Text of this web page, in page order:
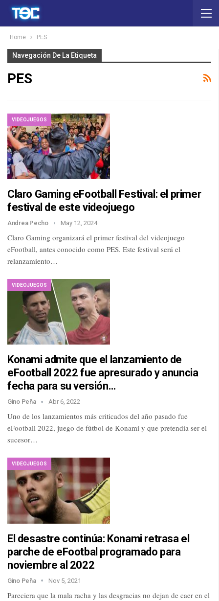
Home PES
Navegación De La Etiqueta
PES
VIDEOJUEGOS
Claro Gaming eFootball Festival: el primer
festival de este videojuego
Andrea Pecho May 12, 2024
Claro Gaming organizará el primer festival del videojuego
eFootball, antes conocido como PES. Este festival será el
relanzamiento…
VIDEOJUEGOS
Konami admite que el lanzamiento de
eFootball 2022 fue apresurado y anuncia
fecha para su versión…
Gino Peña Abr 6, 2022
Uno de los lanzamientos más criticados del año pasado fue
eFootball 2022, juego de fútbol de Konami y que pretendía ser el
sucesor…
VIDEOJUEGOS
El desastre continúa: Konami retrasa el
parche de eFootbal programado para
noviembre al 2022
Gino Peña Nov 5, 2021
Pareciera que la mala racha y las desgracias no dejan de caer en el